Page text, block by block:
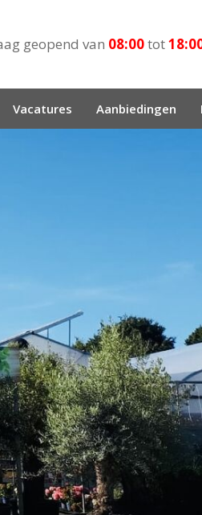
geopend van 08:00tot
Vacatures Aanbiedingen